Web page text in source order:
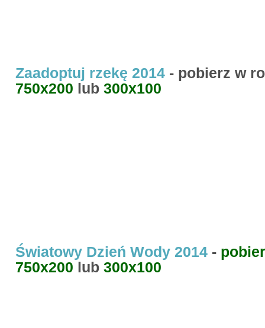
Zaadoptuj rzekę 2014 - pobierz w
750x200 lub 300x100
Światowy Dzień Wody 2014 -
750x200 lub 300x100